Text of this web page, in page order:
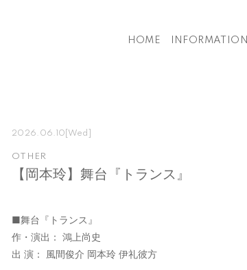
HOME INFORMATION
2026.06.10 [Wed]
OTHER
【岡本玲】舞台『トランス』
■舞台『トランス』
作・演出： 鴻上尚史
出 演： 風間俊介 岡本玲 伊礼彼方